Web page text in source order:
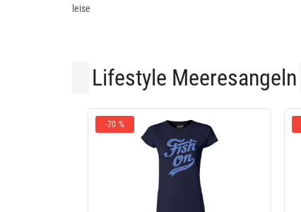
leise
Lifestyle Meeresangeln
-70 %